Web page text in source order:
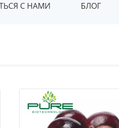
С НАМИ БЛОГ